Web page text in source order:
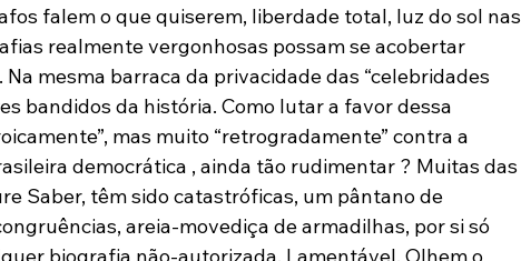
falem o que quiserem, liberdade total, luz do sol nas
realmente vergonhosas possam se acobertar
mesma barraca da privacidade das “celebridades
bandidos da história. Como lutar a favor dessa
mas muito “retrogradamente” contra a
democrática , ainda tão rudimentar ? Muitas das
Saber, têm sido catastróficas, um pântano de
areia-movediça de armadilhas, por si só